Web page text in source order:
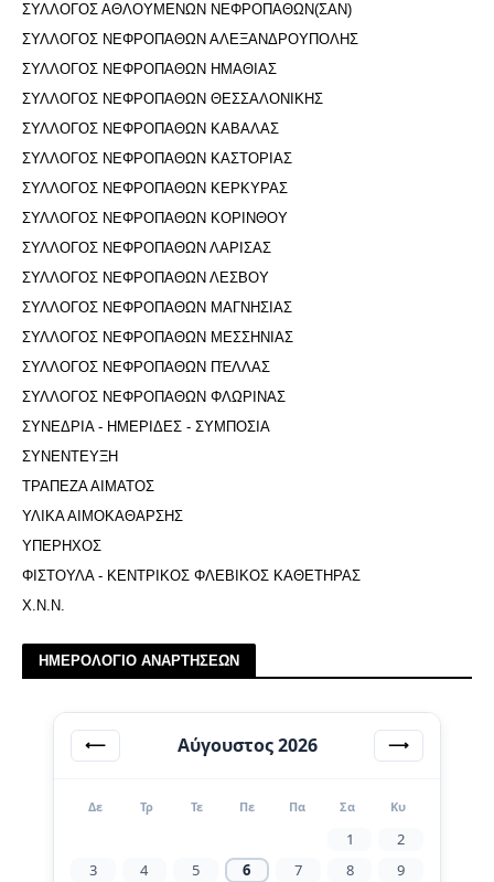
ΣΥΛΛΟΓΟΣ ΑΘΛΟΥΜΕΝΩΝ ΝΕΦΡΟΠΑΘΩΝ(ΣΑΝ)
ΣΥΛΛΟΓΟΣ ΝΕΦΡΟΠΑΘΩΝ ΑΛΕΞΑΝΔΡΟΥΠΟΛΗΣ
ΣΥΛΛΟΓΟΣ ΝΕΦΡΟΠΑΘΩΝ ΗΜΑΘΙΑΣ
ΣΥΛΛΟΓΟΣ ΝΕΦΡΟΠΑΘΩΝ ΘΕΣΣΑΛΟΝΙΚΗΣ
ΣΥΛΛΟΓΟΣ ΝΕΦΡΟΠΑΘΩΝ ΚΑΒΑΛΑΣ
ΣΥΛΛΟΓΟΣ ΝΕΦΡΟΠΑΘΩΝ ΚΑΣΤΟΡΙΑΣ
ΣΥΛΛΟΓΟΣ ΝΕΦΡΟΠΑΘΩΝ ΚΕΡΚΥΡΑΣ
ΣΥΛΛΟΓΟΣ ΝΕΦΡΟΠΑΘΩΝ ΚΟΡΙΝΘΟΥ
ΣΥΛΛΟΓΟΣ ΝΕΦΡΟΠΑΘΩΝ ΛΑΡΙΣΑΣ
ΣΥΛΛΟΓΟΣ ΝΕΦΡΟΠΑΘΩΝ ΛΕΣΒΟΥ
ΣΥΛΛΟΓΟΣ ΝΕΦΡΟΠΑΘΩΝ ΜΑΓΝΗΣΙΑΣ
ΣΥΛΛΟΓΟΣ ΝΕΦΡΟΠΑΘΩΝ ΜΕΣΣΗΝΙΑΣ
ΣΥΛΛΟΓΟΣ ΝΕΦΡΟΠΑΘΩΝ ΠΈΛΛΑΣ
ΣΥΛΛΟΓΟΣ ΝΕΦΡΟΠΑΘΩΝ ΦΛΩΡΙΝΑΣ
ΣΥΝΕΔΡΙΑ - ΗΜΕΡΙΔΕΣ - ΣΥΜΠΟΣΙΑ
ΣΥΝΕΝΤΕΥΞΗ
ΤΡΑΠΕΖΑ ΑΙΜΑΤΟΣ
ΥΛΙΚΑ ΑΙΜΟΚΑΘΑΡΣΗΣ
ΥΠΕΡΗΧΟΣ
ΦΙΣΤΟΥΛΑ - ΚΕΝΤΡΙΚΟΣ ΦΛΕΒΙΚΟΣ ΚΑΘΕΤΗΡΑΣ
Χ.Ν.Ν.
ΗΜΕΡΟΛΟΓΙΟ ΑΝΑΡΤΗΣΕΩΝ
⟵ Αύγουστος 2026 ⟶
Δε Τρ Τε Πε Πα Σα Κυ
1
2
3
4 5 6 7 8
9